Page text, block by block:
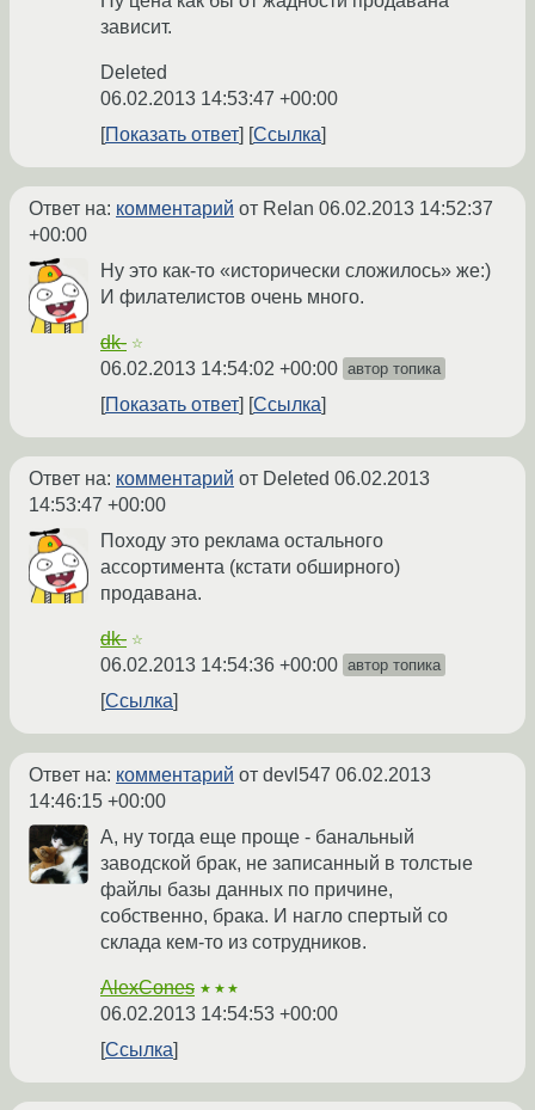
зависит.
Deleted
06.02.2013 14:53:47 +00:00
Показать ответ
Ссылка
Ответ на: комментарий от Relan 06.02.2013 14:52:37
+00:00
Ну это как-то «исторически сложилось» же:)
И филателистов очень много.
dk- ☆
06.02.2013 14:54:02 +00:00 автор топика
Показать ответ Ссылка
Ответ на: комментарий от Deleted 06.02.2013
14:53:47 +00:00
Походу это реклама остального
ассортимента (кстати обширного)
продавана.
dk- ☆
06.02.2013 14:54:36 +00:00 автор топика
Ссылка
Ответ на: комментарий от devl547 06.02.2013
14:46:15 +00:00
А, ну тогда еще проще - банальный
заводской брак, не записанный в толстые
файлы базы данных по причине,
собственно, брака. И нагло спертый со
склада кем-то из сотрудников.
AlexCones ★★★
06.02.2013 14:54:53 +00:00
Ссылка